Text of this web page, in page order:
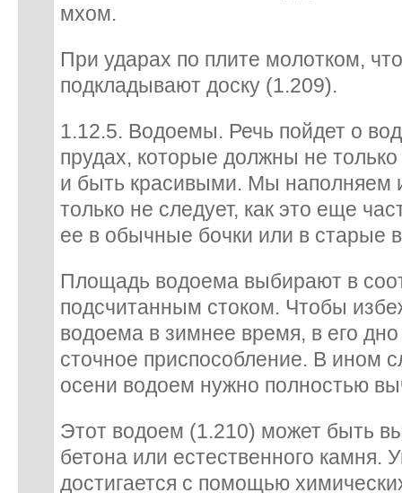
мхом.
При ударах по плите молотком,
подкладывают доску (1.209).
1.12.5. Водоемы. Речь пойдет о
прудах, которые должны не
и быть красивыми. Мы наполняем
только не следует, как это еще
ее в обычные бочки или в старые
Площадь водоема выбирают в
подсчитанным стоком. Чтобы
водоема в зимнее время, в его
сточное приспособление. В ином
осени водоем нужно полностью
Этот водоем (1.210) может быть
бетона или естественного камня.
достигается с помощью